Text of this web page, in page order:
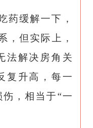
药缓解一下，
，但实际上，
法解决 房角关
复升高，每一
，相当于“一